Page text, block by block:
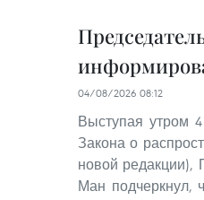
04/08/2026 08:12
Выступая утром
Закона о
новой редакции),
Ман подчеркнул,